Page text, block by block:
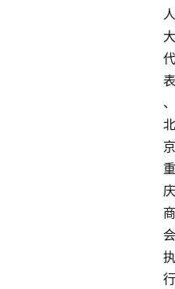
人
大
代
表
、
北
京
重
庆
商
会
执
行